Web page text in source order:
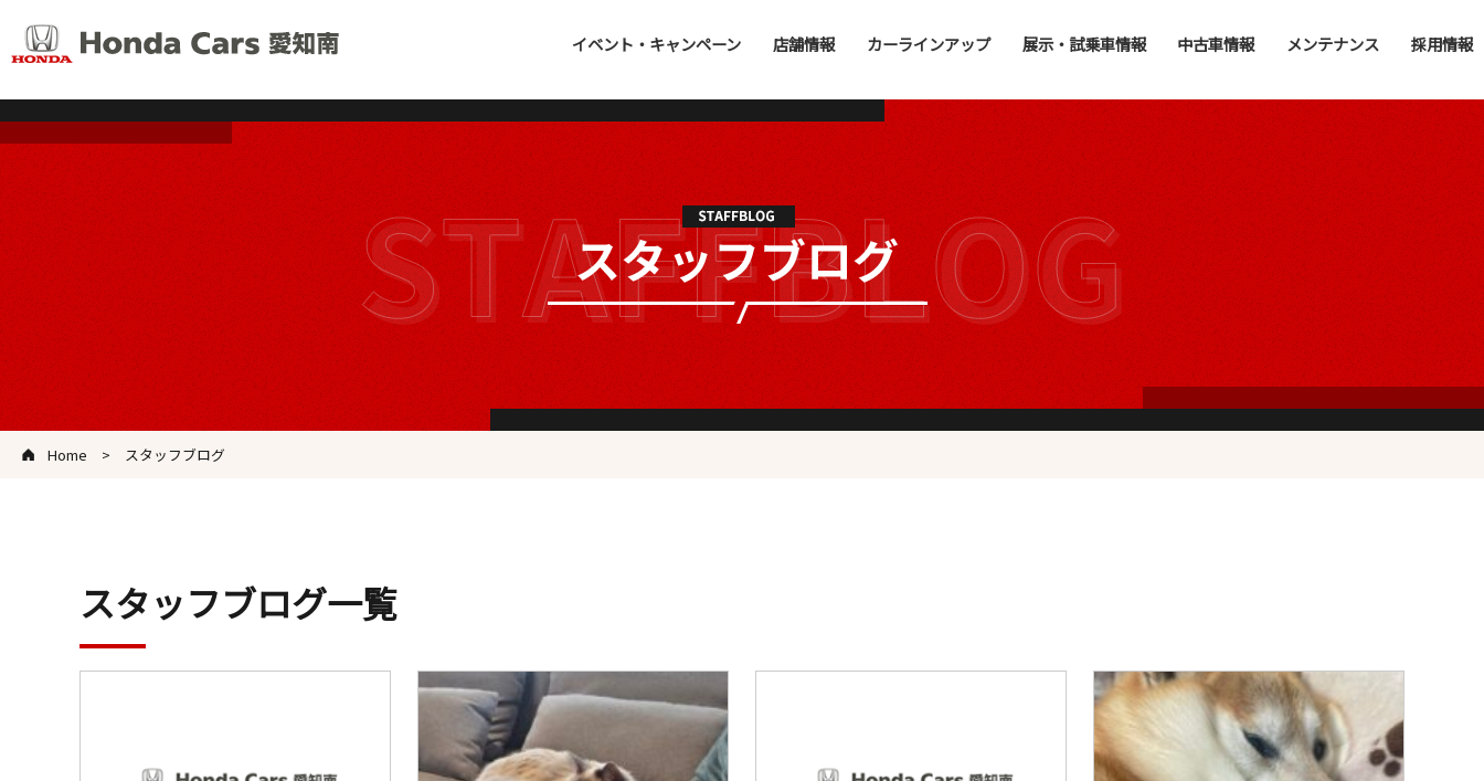
イベント・キャンペーン 店舗情報 カーラインアップ 展示・試乗車情報 中古車情報 メンテナンス 採用情報
Home スタッフブログ
スタッフブログ一覧